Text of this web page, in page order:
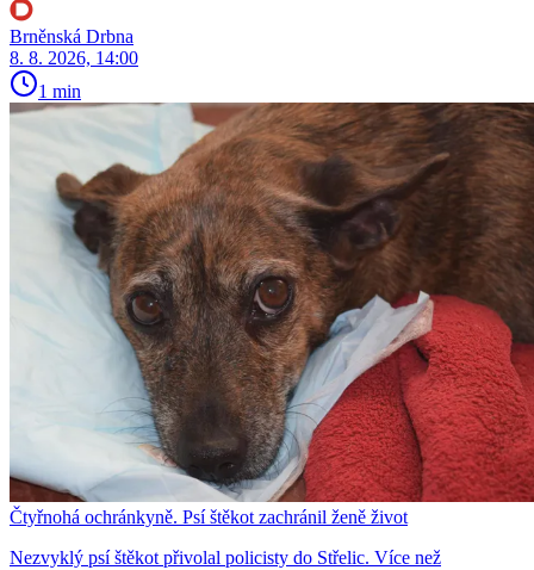
Brněnská Drbna
8. 8. 2026, 14:00
1 min
Čtyřnohá ochránkyně. Psí štěkot zachránil ženě život
Nezvyklý psí štěkot přivolal policisty do Střelic. Více než